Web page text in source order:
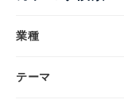
業種
テーマ